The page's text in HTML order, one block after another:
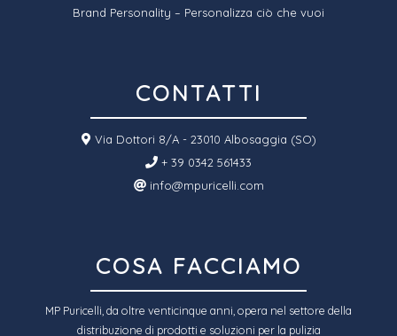
Brand Personality – Personalizza ciò che vuoi
CONTATTI
Via Dottori 8/A - 23010 Albosaggia (SO)
+ 39 0342 561433
info@mpuricelli.com
COSA FACCIAMO
MP Puricelli, da oltre venticinque anni, opera nel settore della
distribuzione di prodotti e soluzioni per la pulizia